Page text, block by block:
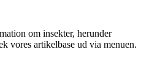
om insekter, herunder
vores artikelbase ud via menuen.